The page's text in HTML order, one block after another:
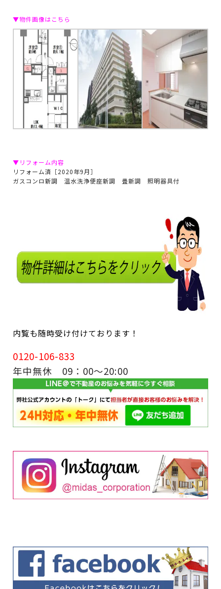
▼物件画像はこちら
▼リフォーム内容
リフォーム済［2020年9月］
ガスコンロ新調 温水洗浄便座新調 畳新調 照明器具付
内覧も随時受け付けております！
0120-106-833
年中無休 09：00～20:00